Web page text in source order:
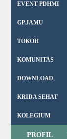
EVENT PDHMI
GP.JAMU
TOKOH
KOMUNITAS
DOWNLOAD
KRIDA SEHAT
KOLEGIUM
PROFIL